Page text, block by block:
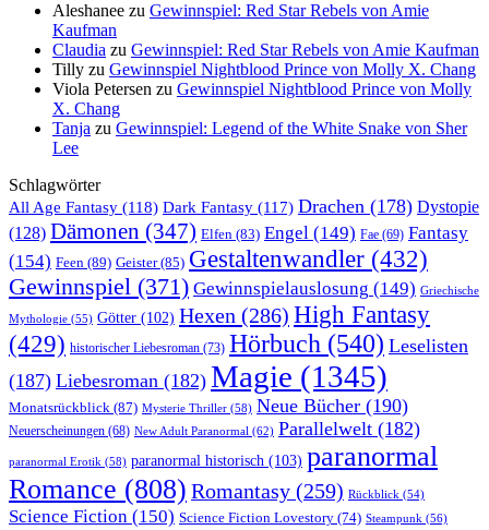
Aleshanee zu Gewinnspiel: Red Star Rebels von Amie
Kaufman
Claudia zu Gewinnspiel: Red Star Rebels von Amie Kaufman
Tilly zu Gewinnspiel Nightblood Prince von Molly X. Chang
Viola Petersen zu Gewinnspiel Nightblood Prince von Molly
X. Chang
Tanja zu Gewinnspiel: Legend of the White Snake von Sher
Lee
Schlagwörter
All Age Fantasy (118) Dark Fantasy (117) Drachen (178) Dystopie
(128) Dämonen (347) Elfen (83) Engel (149) Fae (69) Fantasy
(154) Feen (89) Geister(85) Gestaltenwandler (432)
Gewinnspiel (371) Gewinnspielauslosung (149) Griechische
Mythologie (55) Götter (102) Hexen (286) High Fantasy
(429) historischer Liebesroman (73) Hörbuch (540) Leselisten
(187) Liebesroman (182) Magie (1345)
Monatsrückblick (87) Mysterie Thriller (58) Neue Bücher (190)
Neuerscheinungen (68) New Adult Paranormal (62) Parallelwelt (182)
paranormal Erotik (58) paranormal historisch (103) paranormal
Romance (808) Romantasy (259) Rückblick (54)
Science Fiction (150) Science Fiction Lovestory (74) Steampunk (56)